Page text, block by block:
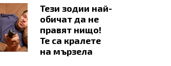
Тези зодии най-
обичат да не
правят нищо!
Те са кралете
на мързела